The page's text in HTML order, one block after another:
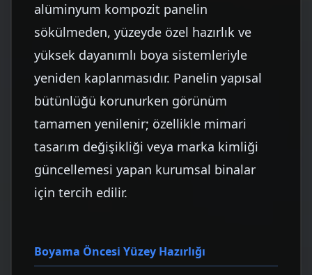
alüminyum kompozit panelin
sökülmeden, yüzeyde özel hazırlık ve
yüksek dayanımlı boya sistemleriyle
yeniden kaplanmasıdır. Panelin yapısal
bütünlüğü korunurken görünüm
tamamen yenilenir; özellikle mimari
tasarım değişikliği veya marka kimliği
güncellemesi yapan kurumsal binalar
için tercih edilir.
Boyama Öncesi Yüzey Hazırlığı